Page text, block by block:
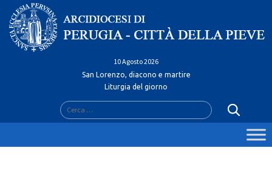
Skip
content
10 Agosto 2026
San Lorenzo, diacono e martire
Liturgia del giorno
Ricerca
per: